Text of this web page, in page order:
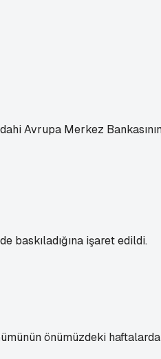
Avrupa Merkez
baskıladığına işaret edildi.
önümüzdeki